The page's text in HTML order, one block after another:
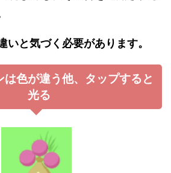
いと気づく必要があります。
は色が違う他、タップすると
光る